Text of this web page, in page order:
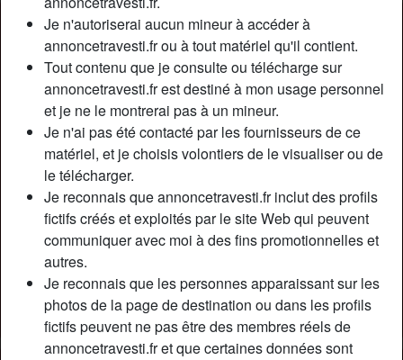
Je n'autoriserai aucun mineur à accéder à
annoncetravesti.fr ou à tout matériel qu'il contient.
Tout contenu que je consulte ou télécharge sur
annoncetravesti.fr est destiné à mon usage personnel
et je ne le montrerai pas à un mineur.
Je n'ai pas été contacté par les fournisseurs de ce
matériel, et je choisis volontiers de le visualiser ou de
le télécharger.
Je reconnais que annoncetravesti.fr inclut des profils
fictifs créés et exploités par le site Web qui peuvent
communiquer avec moi à des fins promotionnelles et
autres.
Je reconnais que les personnes apparaissant sur les
photos de la page de destination ou dans les profils
fictifs peuvent ne pas être des membres réels de
annoncetravesti.fr et que certaines données sont
Nickname:
Valentinefet
Âge:
34
Pays:
France
Département:
Marne
Sexe:
Transexuelle
Sexualité:
Bisexuel(le)
Relation:
Couleur des cheveux:
Blonde
Couleur des yeux:
Brun
Taille:
175 cm
Poids:
Épilé(e):
Épilé(e)
Fumeur(euse):
Oui